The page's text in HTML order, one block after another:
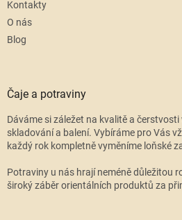
Kontakty
O nás
Blog
Čaje a potraviny
Dáváme si záležet na kvalitě a
skladování a balení. Vybíráme pro Vás
každý rok kompletně vyměníme loňské
Potraviny u nás hrají neméně důležitou
široký záběr orientálních produktů za